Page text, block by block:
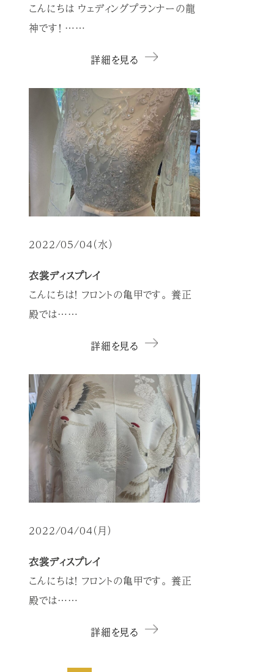
こんにちは ウェディングプランナーの龍
神です！ ……
詳細を見る
2022/05/04（水）
衣裳ディスプレイ
こんにちは！ フロントの亀甲です。 養正
殿では……
詳細を見る
2022/04/04（月）
衣裳ディスプレイ
こんにちは！ フロントの亀甲です。 養正
殿では……
詳細を見る